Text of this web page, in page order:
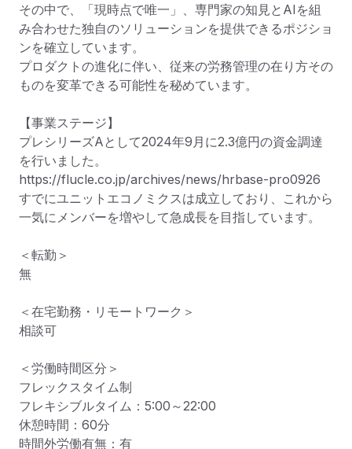
その中で、「現時点で唯一」、専門家の知見とAIを組
み合わせた独自のソリューションを提供できるポジショ
ンを確立しています。
プロダクトの進化に伴い、従来の労務管理の在り方その
ものを変革できる可能性を秘めています。
【事業ステージ】
プレシリーズAとして2024年9月に2.3億円の資金調達
を行いました。
https://flucle.co.jp/archives/news/hrbase-pro0926
すでにユニットエコノミクスは成立しており、これから
一気にメンバーを増やして急成長を目指しています。
＜転勤＞
無
＜在宅勤務・リモートワーク＞
相談可
＜労働時間区分＞
フレックスタイム制
フレキシブルタイム：5:00～22:00
休憩時間：60分
時間外労働有無：有